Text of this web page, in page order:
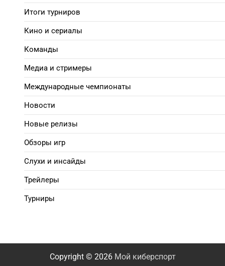
Итоги турниров
Кино и сериалы
Команды
Медиа и стримеры
Международные чемпионаты
Новости
Новые релизы
Обзоры игр
Слухи и инсайды
Трейлеры
Турниры
Copyright © 2026 Мой киберспорт